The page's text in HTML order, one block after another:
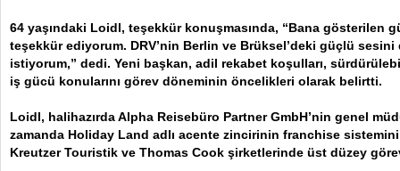
64 yaşındaki Loidl, teşekkür konuşmasında, “Bana gösterilen
teşekkür ediyorum. DRV’nin Berlin ve Brüksel’deki güçlü
istiyorum,” dedi. Yeni başkan, adil rekabet koşulları,
iş gücü konularını görev döneminin öncelikleri olarak belirtti.
Loidl, halihazırda Alpha Reisebüro Partner GmbH’nin genel
zamanda Holiday Land adlı acente zincirinin franchise
Kreutzer Touristik ve Thomas Cook şirketlerinde üst düzey